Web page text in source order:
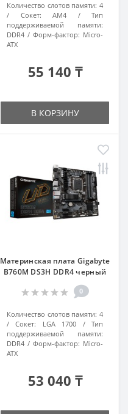
Количество слотов памяти: 4
Сокет:
AM4
Тип
поддерживаемой памяти:
DDR4
Форм-фактор: Micro-
ATX
55 140 ₸
В КОРЗИНУ
Материнская плата Gigabyte
B760M DS3H DDR4 черный
0
Количество слотов памяти: 4
Сокет:
LGA 1700
Тип
поддерживаемой памяти:
DDR4
Форм-фактор: Micro-
ATX
53 040 ₸